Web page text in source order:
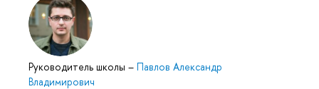
Руководитель школы – Павлов Александр
Владимирович